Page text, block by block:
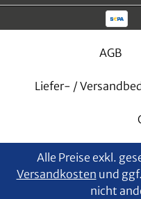
AGB
Liefer- /
Alle Preise exkl.
Versandkosten und
nicht